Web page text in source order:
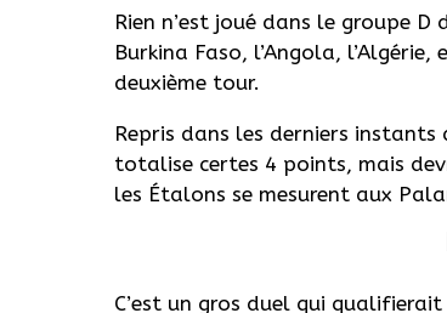
Rien n’est joué dans le groupe
Burkina Faso, l’Angola,
deuxième tour.
Repris dans les derniers instants
totalise certes 4 points, mais
les Étalons se mesurent aux
C’est un gros duel qui